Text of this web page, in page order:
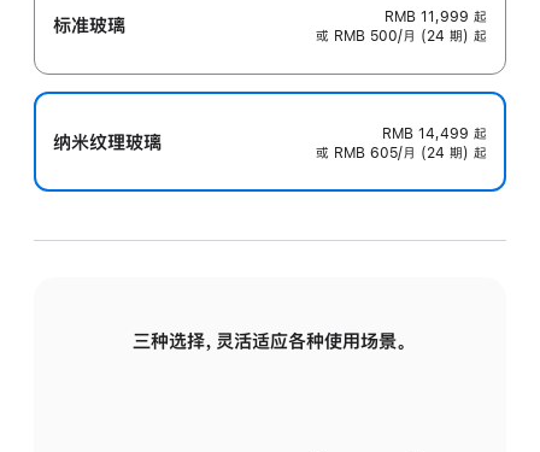
标准玻璃 RMB 11,999 起
或 RMB 500/月 (24 期) 起
纳米纹理玻璃 RMB 14,499 起
或 RMB 605/月 (24 期) 起
三种选择，灵活适应各种使用场景。